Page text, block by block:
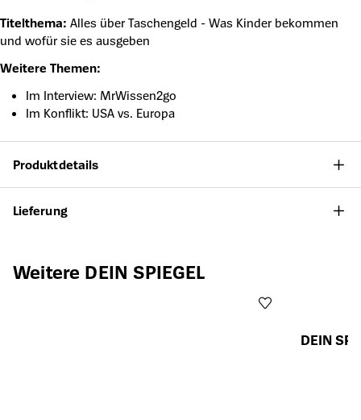
Titelthema: Alles über Taschengeld - Was Kinder bekommen
und wofür sie es ausgeben
Weitere Themen:
Im Interview: MrWissen2go
Im Konflikt: USA vs. Europa
Produktdetails
Lieferung
Produktgalerie überspringen
Weitere DEIN SPIEGEL
DEIN